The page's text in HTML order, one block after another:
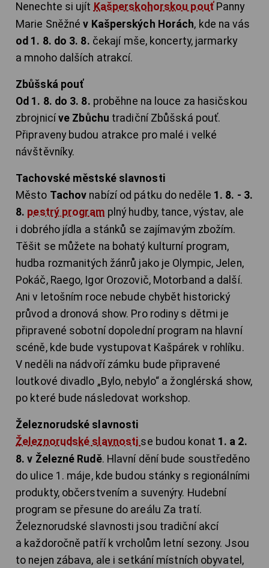
Nenechte si ujít Kašperskohorskou pouťPanny
Marie Sněžnév Kašperských Horách, kde na vás
od 1. 8. do 3. 8. čekají mše, koncerty, jarmarky
a mnoho dalších atrakcí.
Zbůšská pouť
Od 1. 8. do 3. 8. proběhne na louce za hasičskou
zbrojnicí ve Zbůchu tradiční Zbůšská pouť.
Připraveny budou atrakce pro malé i velké
návštěvníky.
Tachovské městské slavnosti
Město Tachov nabízí od pátku do neděle 1. 8. - 3.
8. pestrý program plný hudby, tance, výstav, ale
i dobrého jídla a stánků se zajímavým zbožím.
Těšit se můžete na bohatý kulturní program,
hudba rozmanitých žánrů jako je Olympic, Jelen,
Pokáč, Raego, Igor Orozovič, Motorband a další.
Ani v letošním roce nebude chybět historický
průvod a dronová show. Pro rodiny s dětmi je
připravené sobotní dopolední program na hlavní
scéně, kde bude vystupovat Kašpárek v rohlíku.
V neděli na nádvoří zámku bude připravené
loutkové divadlo „Bylo, nebylo“ a žonglérská show,
po které bude následovat workshop.
Železnorudské slavnosti
Železnorudské slavnosti se budou konat 1. a 2.
8. v Železné Rudě. Hlavní dění bude soustředěno
do ulice 1. máje, kde budou stánky s regionálními
produkty, občerstvením a suvenýry. Hudební
program se přesune do areálu Za tratí.
Železnorudské slavnosti jsou tradiční akcí
a každoročně patří k vrcholům letní sezony. Jsou
to nejen zábava, ale i setkání místních obyvatel,